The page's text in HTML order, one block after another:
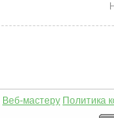
Веб-мастеру Политика